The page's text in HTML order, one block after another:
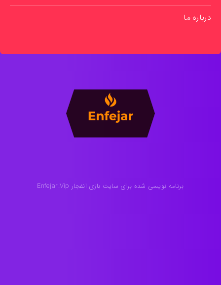
درباره ما
برنامه نویسی شده برای سایت بازی انفجار Enfejar.Vip